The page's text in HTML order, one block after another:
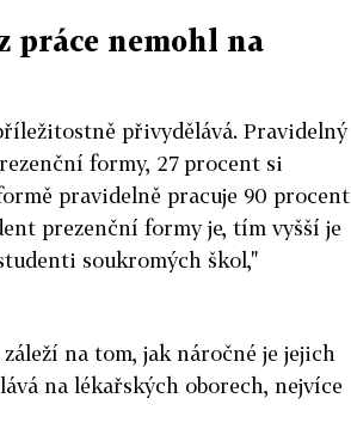
práce nemohl na
přivydělává. Pravidelný
formy, 27 procent si
pravidelně pracuje 90 procent
prezenční formy je, tím vyšší je
soukromých škol,"
na tom, jak náročné je jejich
na lékařských oborech, nejvíce